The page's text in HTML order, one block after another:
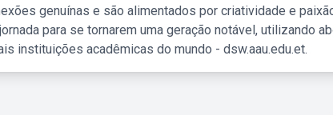
genuínas e são alimentados por criatividade e
para se tornarem uma geração notável, utilizando
instituições acadêmicas do mundo - dsw.aau.edu.et.